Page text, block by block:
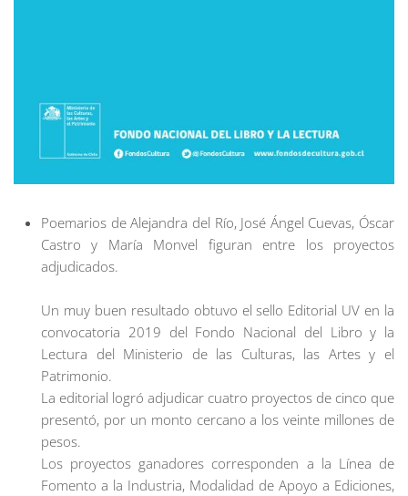
Poemarios de Alejandra del Río, José Ángel Cuevas, Óscar
Castro y María Monvel figuran entre los proyectos
adjudicados.
Un muy buen resultado obtuvo el sello Editorial UV en la
convocatoria 2019 del Fondo Nacional del Libro y la
Lectura del Ministerio de las Culturas, las Artes y el
Patrimonio.
La editorial logró adjudicar cuatro proyectos de cinco que
presentó, por un monto cercano a los veinte millones de
pesos.
Los proyectos ganadores corresponden a la Línea de
Fomento a la Industria, Modalidad de Apoyo a Ediciones,